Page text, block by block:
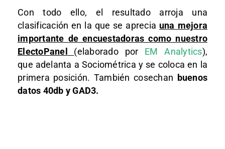
Con todo ello, el resultado arroja una
clasificación en la que se aprecia una mejora
importante de encuestadoras como nuestro
ElectoPanel
(elaborado por EM Analytics),
que adelanta a Sociométrica y se coloca en la
primera posición. También cosechan buenos
datos 40db y GAD3.